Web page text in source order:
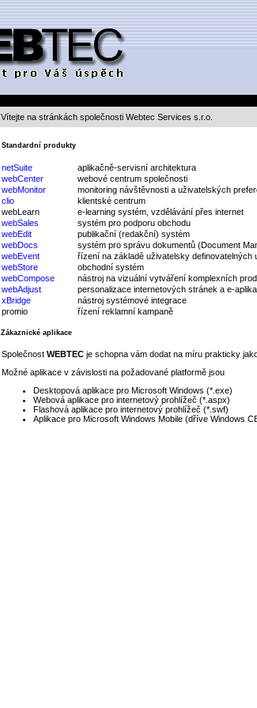
Vítejte na stránkách společnosti Webtec Services s.r.o.
Standardní produkty
netSuite
aplikačně-servisní architektura
webCenter
webové centrum společnosti
webMonitor
monitoring návštěvnosti a uživatelských
clio
klientské centrum
webLearn
e-learning systém, vzdělávání přes internet
webSales
systém pro podporu obchodu
webEdit
publikační (redakční) systém
webDocs
systém pro správu dokumentů (Document
webEvent
řízení na základě uživatelsky definovatelných
webStore
obchodní systém
webCompose
nástroj na vizuální vytváření komplexních
webAdjust
personalizace internetových stránek a e-
xBridge
nástroj systémové integrace
promio
řízení reklamní kampaně
Zákaznické aplikace
Společnost WEBTEC je schopna vám dodat na míru prakticky
Možné aplikace v závislosti na požadované platformě jsou
Desktopová aplikace pro Microsoft Windows (*.exe)
Webová aplikace pro internetový prohlížeč (*.aspx)
Flashová aplikace pro internetový prohlížeč (*.swf)
Aplikace pro Microsoft Windows Mobile (dříve Windows